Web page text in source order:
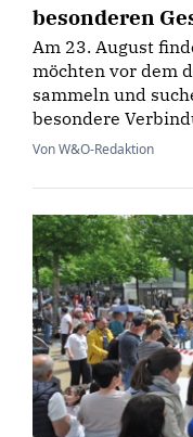
besonderen
Am 23. August
möchten vor dem
sammeln und
besondere
Von W&O-Redaktion